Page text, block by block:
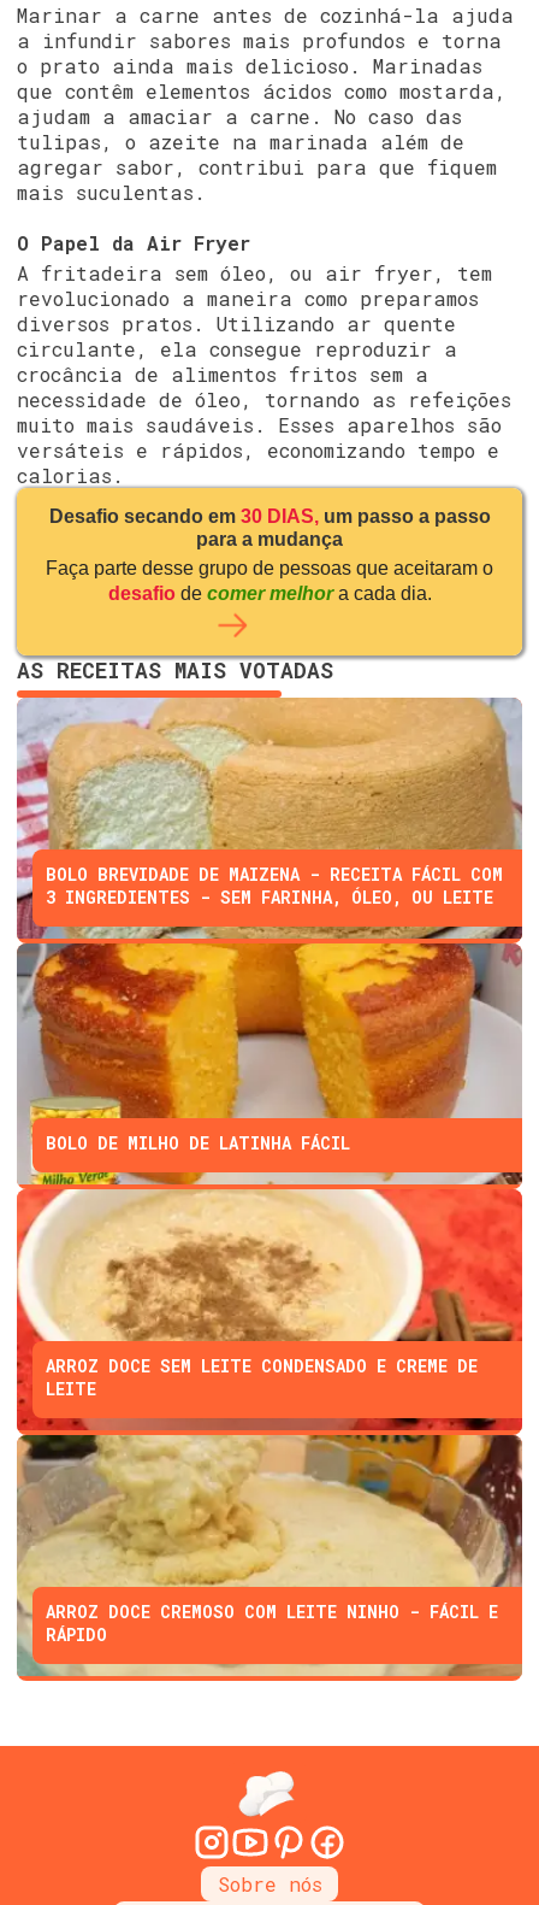
Marinar a carne antes de cozinhá-la ajuda
a infundir sabores mais profundos e torna
o prato ainda mais delicioso. Marinadas
que contêm elementos ácidos como mostarda,
ajudam a amaciar a carne. No caso das
tulipas, o azeite na marinada além de
agregar sabor, contribui para que fiquem
mais suculentas.
O Papel da Air Fryer
A fritadeira sem óleo, ou air fryer, tem
revolucionado a maneira como preparamos
diversos pratos. Utilizando ar quente
circulante, ela consegue reproduzir a
crocância de alimentos fritos sem a
necessidade de óleo, tornando as refeições
muito mais saudáveis. Esses aparelhos são
versáteis e rápidos, economizando tempo e
calorias.
Desafio secando em 30 DIAS, um passo a passo
para a mudança
Faça parte desse grupo de pessoas que aceitaram o
desafio de comer melhora cada dia.
AS RECEITAS MAIS VOTADAS
BOLO BREVIDADE DE MAIZENA - RECEITA FÁCIL COM
3 INGREDIENTES - SEM FARINHA, ÓLEO, OU LEITE
BOLO DE MILHO DE LATINHA FÁCIL
ARROZ DOCE SEM LEITE CONDENSADO E CREME DE
LEITE
ARROZ DOCE CREMOSO COM LEITE NINHO - FÁCIL E
RÁPIDO
Sobre nós